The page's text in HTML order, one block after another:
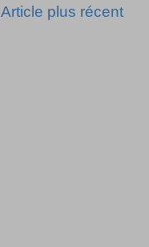
Article plus récent